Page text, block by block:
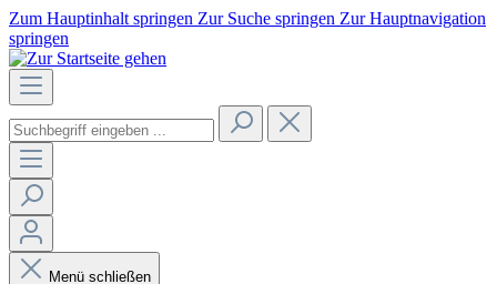
Zum Hauptinhalt springen Zur Suche springen Zur Hauptnavigation
springen
Menü schließen